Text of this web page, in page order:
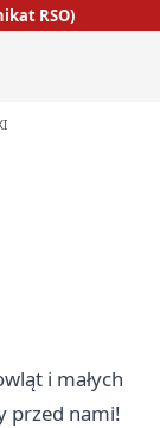
RSO)
i małych
przed nami!